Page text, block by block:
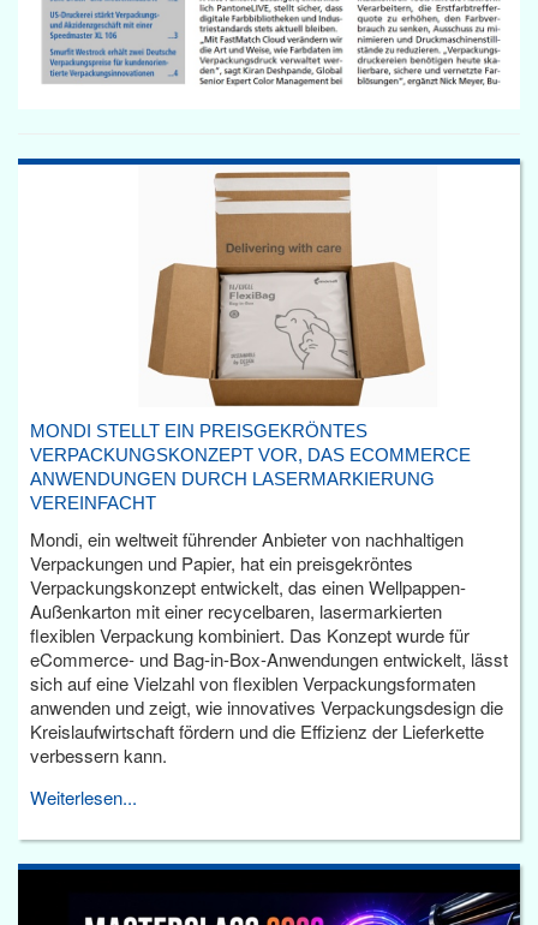
MONDI STELLT EIN PREISGEKRÖNTES
VERPACKUNGSKONZEPT VOR, DAS ECOMMERCE
ANWENDUNGEN DURCH LASERMARKIERUNG
VEREINFACHT
Mondi, ein weltweit führender Anbieter von nachhaltigen
Verpackungen und Papier, hat ein preisgekröntes
Verpackungskonzept entwickelt, das einen Wellpappen-
Außenkarton mit einer recycelbaren, lasermarkierten
flexiblen Verpackung kombiniert. Das Konzept wurde für
eCommerce- und Bag-in-Box-Anwendungen entwickelt, lässt
sich auf eine Vielzahl von flexiblen Verpackungsformaten
anwenden und zeigt, wie innovatives Verpackungsdesign die
Kreislaufwirtschaft fördern und die Effizienz der Lieferkette
verbessern kann.
Weiterlesen...